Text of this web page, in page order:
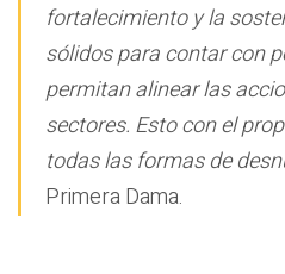
fortalecimiento y la
sólidos para contar con
permitan alinear las
sectores. Esto con el
todas las formas de
Primera Dama.